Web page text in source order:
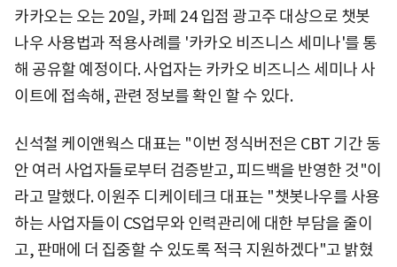
카카오는 오는 20일, 카페 24 입점 광고주 대상으로 챗봇
나우 사용법과 적용사례를 '카카오 비즈니스 세미나'를 통
해 공유할 예정이다. 사업자는 카카오 비즈니스 세미나 사
이트에 접속해, 관련 정보를 확인 할 수 있다.
신석철 케이앤웍스 대표는 "이번 정식버전은 CBT 기간 동
안 여러 사업자들로부터 검증받고, 피드백을 반영한 것"이
라고 말했다. 이원주 디케이테크 대표는 "챗봇나우를 사용
하는 사업자들이 CS업무와 인력관리에 대한 부담을 줄이
고, 판매에 더 집중할 수 있도록 적극 지원하겠다"고 밝혔